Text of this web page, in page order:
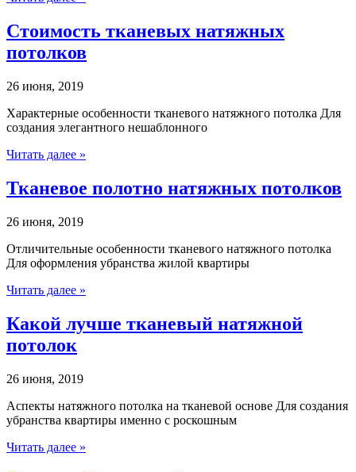
Стоимость тканевых натяжных
потолков
26 июня, 2019
Характерные особенности тканевого натяжного потолка Для
создания элегантного нешаблонного
Читать далее »
Тканевое полотно натяжных потолков
26 июня, 2019
Отличительные особенности тканевого натяжного потолка
Для оформления убранства жилой квартиры
Читать далее »
Какой лучше тканевый натяжной
потолок
26 июня, 2019
Аспекты натяжного потолка на тканевой основе Для создания
убранства квартиры именно с роскошным
Читать далее »